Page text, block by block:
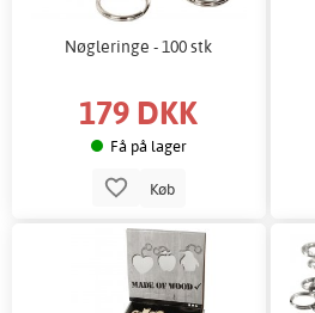
Nøgleringe - 100 stk
179 DKK
Få på lager
Køb